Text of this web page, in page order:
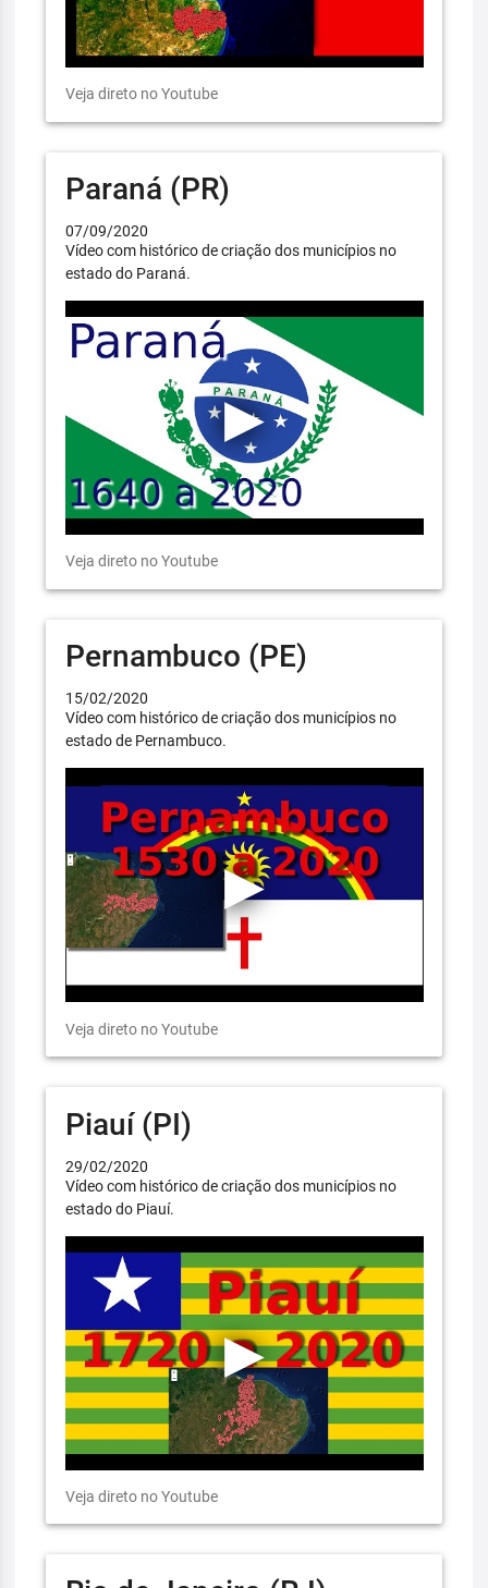
Veja direto no Youtube
Paraná (PR)
07/09/2020
Vídeo com histórico de criação dos municípios no
estado do Paraná.
Veja direto no Youtube
Pernambuco (PE)
15/02/2020
Vídeo com histórico de criação dos municípios no
estado de Pernambuco.
Veja direto no Youtube
Piauí (PI)
29/02/2020
Vídeo com histórico de criação dos municípios no
estado do Piauí.
Veja direto no Youtube